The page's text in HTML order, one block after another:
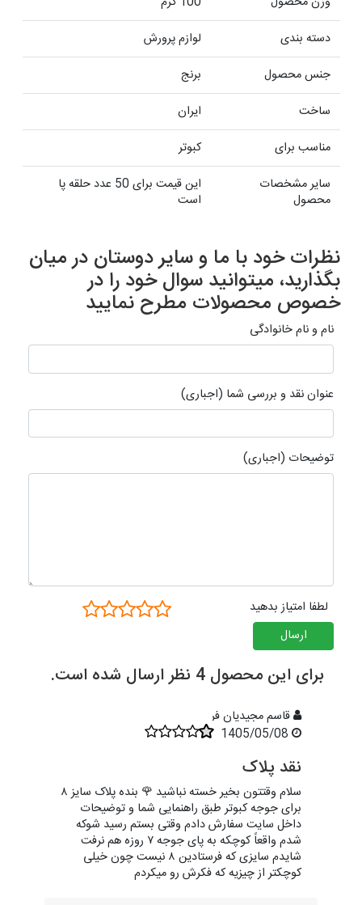
دسته بندی
لوازم پرورش
جنس محصول
برنج
ساخت
ایران
مناسب برای
کبوتر
سایر مشخصات
محصول
این قیمت برای 50 عدد حلقه پا
است
نظرات خود با ما و سایر دوستان در میان
بگذارید، میتوانید سوال خود را در
خصوص محصولات مطرح نمایید
نام و نام خانوادگی
عنوان نقد و بررسی شما (اجباری)
توضیحات (اجباری)
لطفا امتیاز بدهید
ارسال
برای این محصول 4 نظر ارسال شده است.
قاسم مجیدیان فر
نقد پلاک
سلام وقتتون بخیر خسته نباشید 🌹 بنده پلاک سایز ۸
برای جوجه کبوتر طبق راهنمایی شما و توضیحات
داخل سایت سفارش دادم وقتی بستم رسید شوکه
شدم واقعاً کوچکه به پای جوجه ۷ روزه هم نرفت
شایدم سایزی که فرستادین ۸ نیست چون خیلی
کوچکتر از چیزیه که فکرش رو میکردم